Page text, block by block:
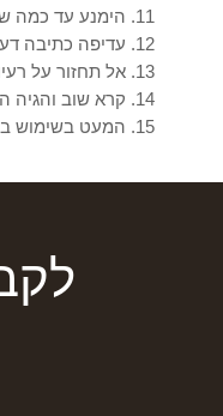
11. הימנע עד כמה שאפשר ממילים ומביטויים סתמיים.
12. עדיפה כתיבה דעתנית ובטוחה על כתיבה הזרועה ביטויי התנצלות והיסוס.
13. אל תחזור על רעיון פעמיים.
14. קרא שוב והגיה היטב טקסט לפני שהוא יוצא מתחת ידך.
15. המעט בשימוש במקפים מחברים, מפרידים, קו תחתי וסוגריים.